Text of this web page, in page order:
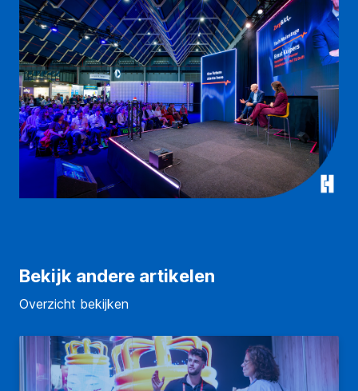
Bekijk andere artikelen
Overzicht bekijken